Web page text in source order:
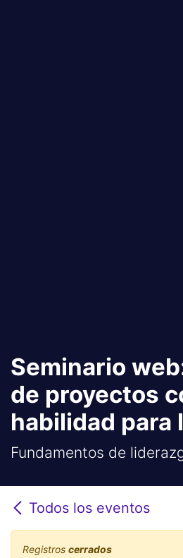
Seminario
de proyectos
habilidad para
Fundamentos de
Todos los eventos
Registros cerrados